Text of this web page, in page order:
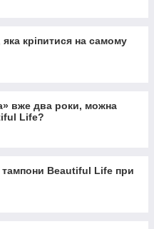
яка кріпитися на самому
вже два роки, можна
Life?
тампони Beautiful Life при